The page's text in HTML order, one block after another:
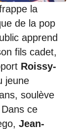
la
de la pop
apprend
fils cadet,
Roissy-
jeune
soulève
ce
Jean-